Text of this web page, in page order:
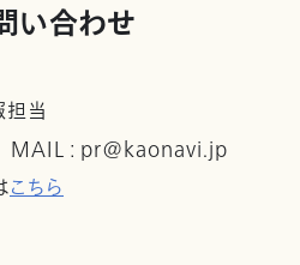
い合わせ
当
: pr@kaonavi.jp
こちら